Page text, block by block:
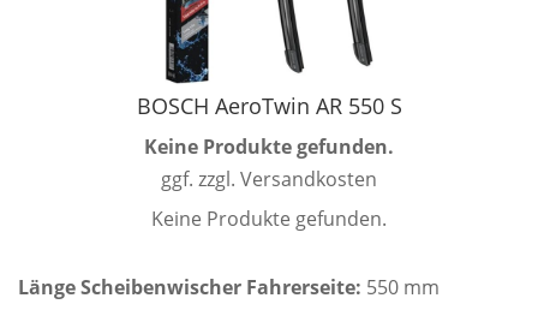
BOSCH AeroTwin AR 550 S
Keine Produkte gefunden.
ggf. zzgl. Versandkosten
Keine Produkte gefunden.
Länge Scheibenwischer Fahrerseite: 550 mm